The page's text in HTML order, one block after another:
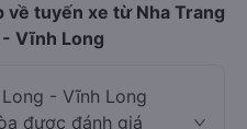
tuyến xe từ Nha Trang
Vĩnh Long
- Vĩnh Long
được đánh giá